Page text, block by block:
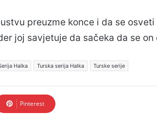
preuzme konce i da se
joj savjetuje da sačeka da se on
Halka Turska serija Halka Turske serije
Pinterest